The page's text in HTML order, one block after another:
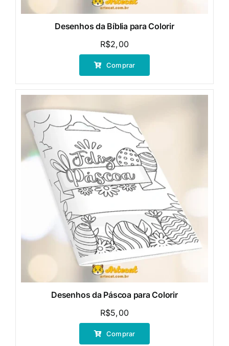
Desenhos da Bíblia para Colorir
R$2,00
Comprar
Desenhos da Páscoa para Colorir
R$5,00
Comprar